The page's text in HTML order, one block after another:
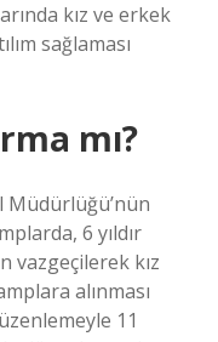
kız ve erkek
sağlaması
mı?
Müdürlüğü’nün
6 yıldır
vazgeçilerek kız
alınması
11